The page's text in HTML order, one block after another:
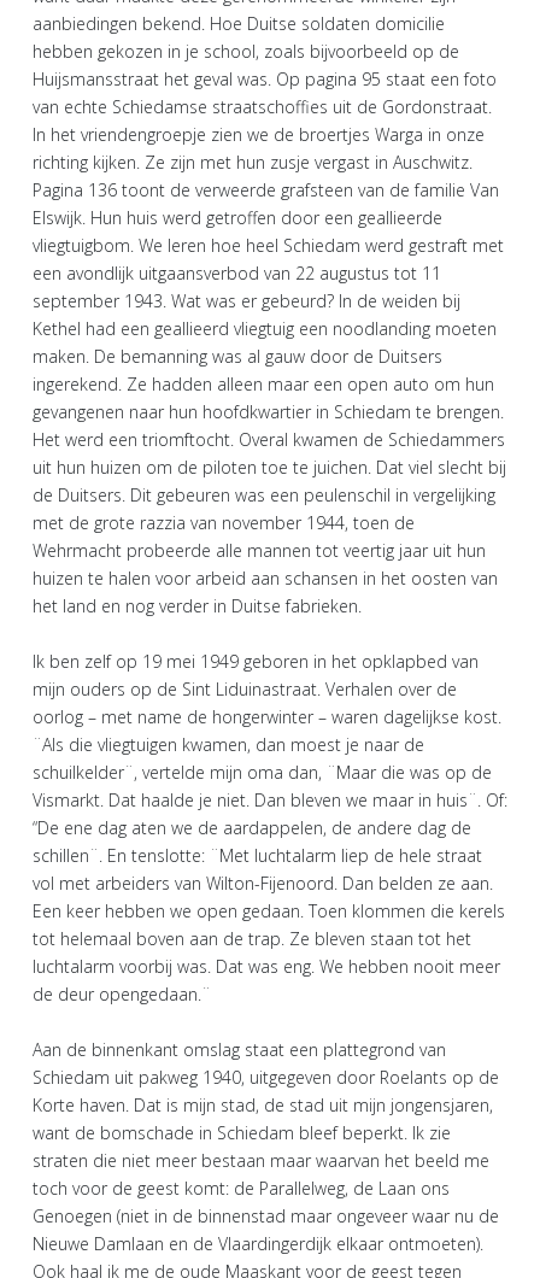
aanbiedingen bekend. Hoe Duitse soldaten domicilie
hebben gekozen in je school, zoals bijvoorbeeld op de
Huijsmansstraat het geval was. Op pagina 95 staat een foto
van echte Schiedamse straatschoffies uit de Gordonstraat.
In het vriendengroepje zien we de broertjes Warga in onze
richting kijken. Ze zijn met hun zusje vergast in Auschwitz.
Pagina 136 toont de verweerde grafsteen van de familie Van
Elswijk. Hun huis werd getroffen door een geallieerde
vliegtuigbom. We leren hoe heel Schiedam werd gestraft met
een avondlijk uitgaansverbod van 22 augustus tot 11
september 1943. Wat was er gebeurd? In de weiden bij
Kethel had een geallieerd vliegtuig een noodlanding moeten
maken. De bemanning was al gauw door de Duitsers
ingerekend. Ze hadden alleen maar een open auto om hun
gevangenen naar hun hoofdkwartier in Schiedam te brengen.
Het werd een triomftocht. Overal kwamen de Schiedammers
uit hun huizen om de piloten toe te juichen. Dat viel slecht bij
de Duitsers. Dit gebeuren was een peulenschil in vergelijking
met de grote razzia van november 1944, toen de
Wehrmacht probeerde alle mannen tot veertig jaar uit hun
huizen te halen voor arbeid aan schansen in het oosten van
het land en nog verder in Duitse fabrieken.
Ik ben zelf op 19 mei 1949 geboren in het opklapbed van
mijn ouders op de Sint Liduinastraat. Verhalen over de
oorlog – met name de hongerwinter – waren dagelijkse kost.
¨Als die vliegtuigen kwamen, dan moest je naar de
schuilkelder¨, vertelde mijn oma dan, ¨Maar die was op de
Vismarkt. Dat haalde je niet. Dan bleven we maar in huis¨. Of:
“De ene dag aten we de aardappelen, de andere dag de
schillen¨. En tenslotte: ¨Met luchtalarm liep de hele straat
vol met arbeiders van Wilton-Fijenoord. Dan belden ze aan.
Een keer hebben we open gedaan. Toen klommen die kerels
tot helemaal boven aan de trap. Ze bleven staan tot het
luchtalarm voorbij was. Dat was eng. We hebben nooit meer
de deur opengedaan.¨
Aan de binnenkant omslag staat een plattegrond van
Schiedam uit pakweg 1940, uitgegeven door Roelants op de
Korte haven. Dat is mijn stad, de stad uit mijn jongensjaren,
want de bomschade in Schiedam bleef beperkt. Ik zie
straten die niet meer bestaan maar waarvan het beeld me
toch voor de geest komt: de Parallelweg, de Laan ons
Genoegen (niet in de binnenstad maar ongeveer waar nu de
Nieuwe Damlaan en de Vlaardingerdijk elkaar ontmoeten).
Ook haal ik me de oude Maaskant voor de geest tegen